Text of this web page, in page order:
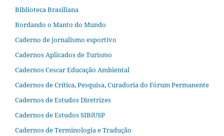
Biblioteca Brasiliana
Bordando o Manto do Mundo
Caderno de jornalismo esportivo
Cadernos Aplicados de Turismo
Cadernos Cescar Educação Ambiental
Cadernos de Crítica, Pesquisa, Curadoria do Fórum Permanente
Cadernos de Estudos Diretrizes
Cadernos de Estudos SIBiUSP
Cadernos de Terminologia e Tradução